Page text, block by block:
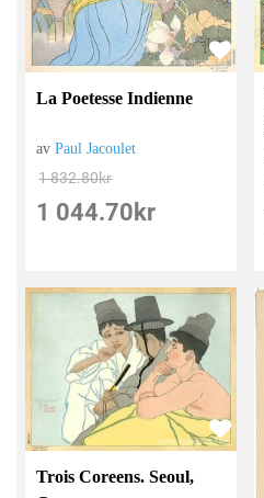
La Poetesse Indienne
avPaul Jacoulet
1 832.80kr
1 044.70 kr
Trois Coreens. Seoul,